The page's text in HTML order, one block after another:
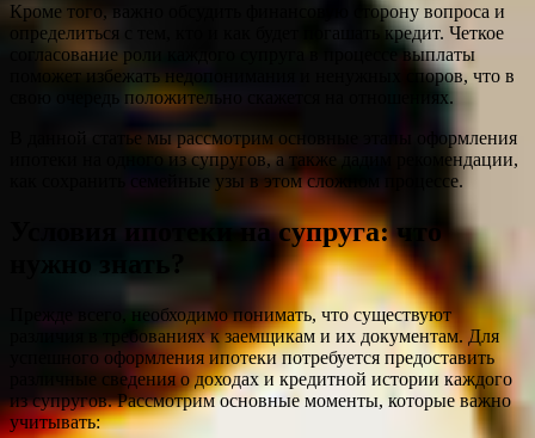
Кроме того, важно обсудить финансовую сторону вопроса и
определиться с тем, кто и как будет погашать кредит. Четкое
согласование роли каждого супруга в процессе выплаты
поможет избежать недопонимания и ненужных споров, что в
свою очередь положительно скажется на отношениях.
В данной статье мы рассмотрим основные этапы оформления
ипотеки на одного из супругов, а также дадим рекомендации,
как сохранить семейные узы в этом сложном процессе.
Условия ипотеки на супруга: что
Прежде всего, необходимо понимать, что существуют
различия в требованиях к заемщикам и их документам. Для
успешного оформления ипотеки потребуется предоставить
различные сведения о доходах и кредитной истории каждого
из супругов. Рассмотрим основные моменты, которые важно
учитывать: